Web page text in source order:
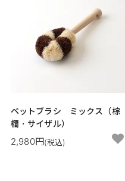
ペットブラシ ミックス（棕
櫚・サイザル）
2,980円(税込)